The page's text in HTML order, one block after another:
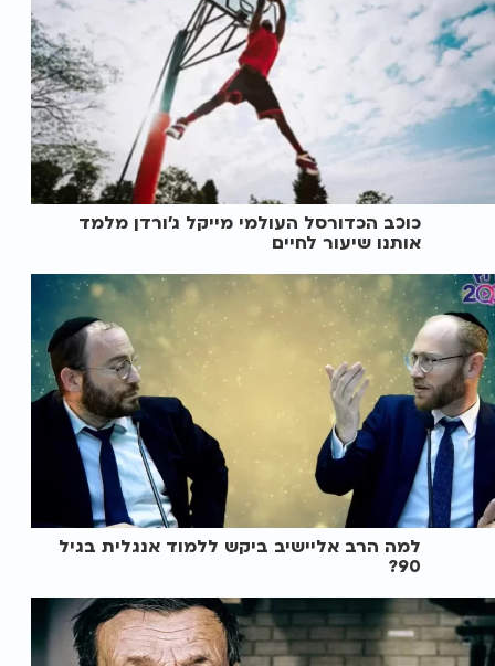
כוכב הכדורסל העולמי מייקל ג’ורדן מלמד
אותנו שיעור לחיים
למה הרב אליישיב ביקש ללמוד אנגלית בגיל
90?